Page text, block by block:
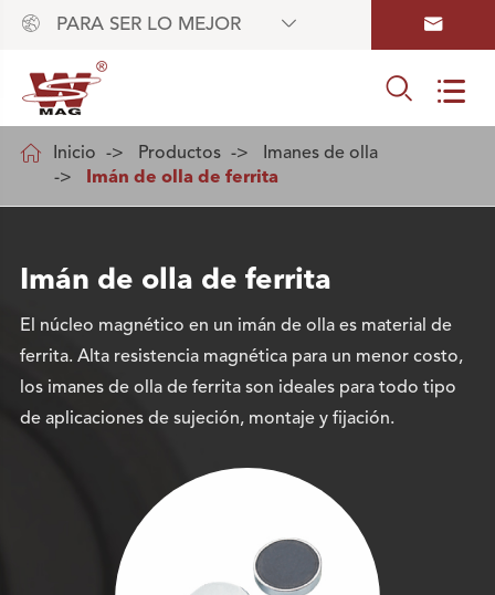
 PARA SER LO MEJOR  
 
 Inicio Productos
Imanes de olla
Imán de olla de ferrita
Imán de olla de ferrita
El núcleo magnético en un imán de olla es material de
ferrita. Alta resistencia magnética para un menor costo,
los imanes de olla de ferrita son ideales para todo tipo
de aplicaciones de sujeción, montaje y fijación.